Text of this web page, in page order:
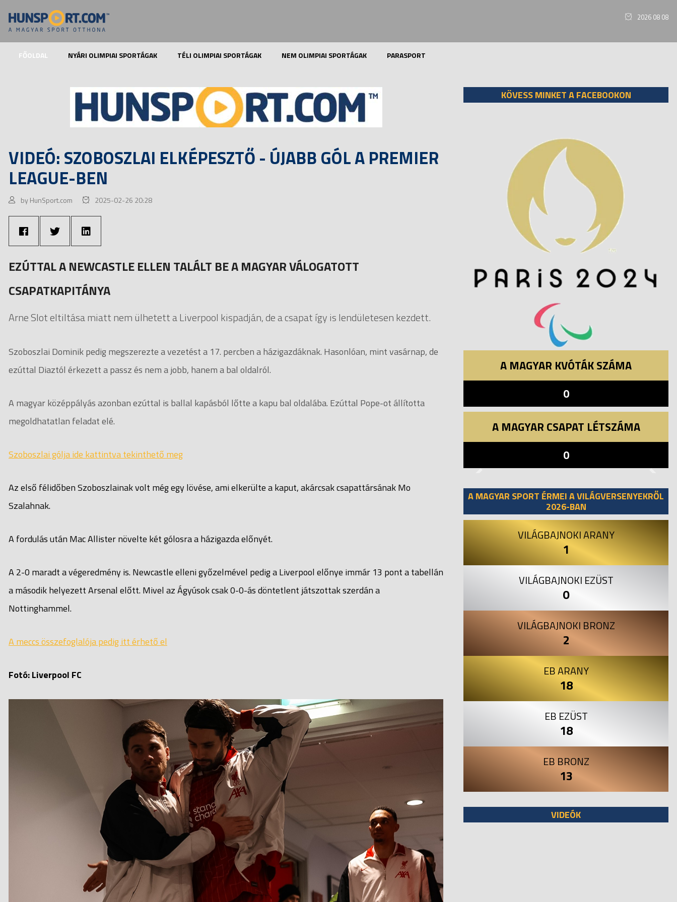
2026 08 08
FŐOLDAL NYÁRI OLIMPIAI SPORTÁGAK TÉLI OLIMPIAI SPORTÁGAK NEM OLIMPIAI SPORTÁGAK PARASPORT
VIDEÓ: SZOBOSZLAI ELKÉPESZTŐ - ÚJABB GÓL A PREMIER
LEAGUE-BEN
by HunSport.com 2025-02-26 20:28
EZÚTTAL A NEWCASTLE ELLEN TALÁLT BE A MAGYAR VÁLOGATOTT
CSAPATKAPITÁNYA
Arne Slot eltiltása miatt nem ülhetett a Liverpool kispadján, de a csapat így is lendületesen kezdett.
Szoboszlai Dominik pedig megszerezte a vezetést a 17. percben a házigazdáknak. Hasonlóan, mint vasárnap, de
ezúttal Diaztól érkezett a passz és nem a jobb, hanem a bal oldalról.
A magyar középpályás azonban ezúttal is ballal kapásból lőtte a kapu bal oldalába. Ezúttal Pope-ot állította
megoldhatatlan feladat elé.
Szoboszlai gólja ide kattintva tekinthető meg
Az első félidőben Szoboszlainak volt még egy lövése, ami elkerülte a kaput, akárcsak csapattársának Mo
Szalahnak.
A fordulás után Mac Allister növelte két gólosra a házigazda előnyét.
A 2-0 maradt a végeredmény is. Newcastle elleni győzelmével pedig a Liverpool előnye immár 13 pont a tabellán
a második helyezett Arsenal előtt. Mivel az Ágyúsok csak 0-0-ás döntetlent játszottak szerdán a
Nottinghammel.
A meccs összefoglalója pedig itt érhető el
Fotó: Liverpool FC
KÖVESS MINKET A FACEBOOKON
A MAGYAR KVÓTÁK SZÁMA
0
A MAGYAR CSAPAT LÉTSZÁMA
0
A MAGYAR SPORT ÉRMEI A VILÁGVERSENYEKRŐL
2026-BAN
VILÁGBAJNOKI ARANY
1
VILÁGBAJNOKI EZÜST
0
VILÁGBAJNOKI BRONZ
2
EB ARANY
18
EB EZÜST
18
EB BRONZ
13
VIDEÓK